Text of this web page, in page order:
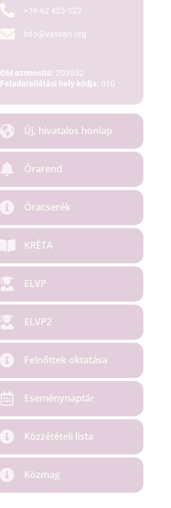
+36-62 425-322
info@vasvari.org
OM azonosító: 203052
Feladatellátási hely kódja: 010
Új, hivatalos honlap
Órarend
Óracserék
KRÉTA
ELVP
ELVP2
Felnőttek oktatása
Eseménynaptár
Közzétételi lista
Közmag